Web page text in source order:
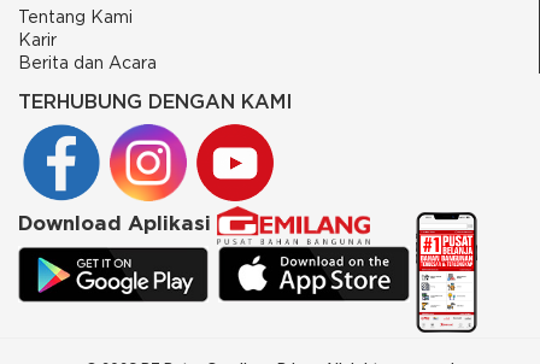
Tentang Kami
Karir
Berita dan Acara
TERHUBUNG DENGAN KAMI
Download Aplikasi